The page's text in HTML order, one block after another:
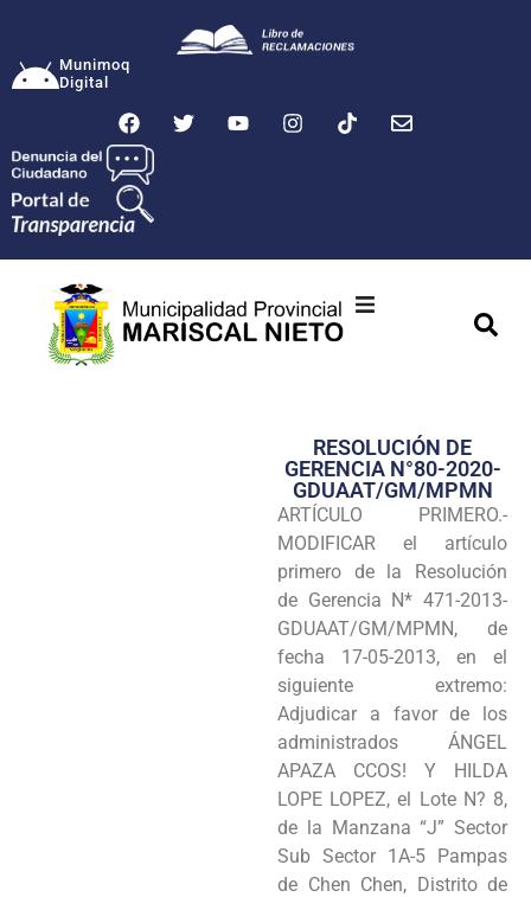
Munimoq
Digital
Transparencia
Seguridad
Programas
Intranet
RESOLUCIÓN DE
GERENCIA N°80-2020-
GDUAAT/GM/MPMN
ARTÍCULO PRIMERO.-
MODIFICAR el artículo
primero de la Resolución
de Gerencia N* 471-2013-
GDUAAT/GM/MPMN, de
fecha 17-05-2013, en el
siguiente extremo:
Adjudicar a favor de los
administrados ÁNGEL
APAZA CCOS! Y HILDA
LOPE LOPEZ, el Lote N? 8,
de la Manzana “J” Sector
Sub Sector 1A-5 Pampas
de Chen Chen, Distrito de